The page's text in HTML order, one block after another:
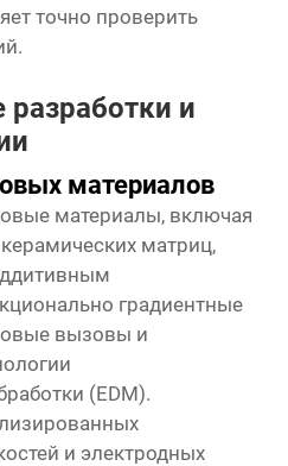
точно проверить
и
материалов
материалы, включая
матриц,
градиентные
вызовы и
(EDM).
и электродных